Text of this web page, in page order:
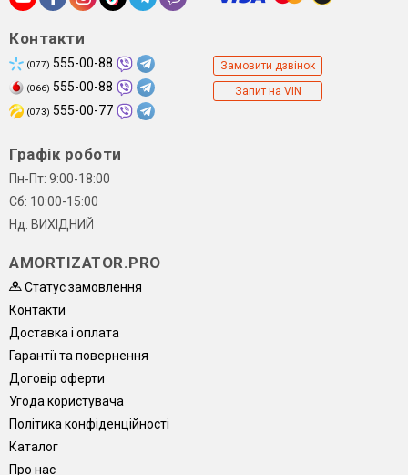
Контакти
(077) 555-00-88
(066) 555-00-88
(073) 555-00-77
Замовити дзвінок
Запит на VIN
Графік роботи
Пн-Пт: 9:00-18:00
Сб: 10:00-15:00
Нд: ВИХІДНИЙ
AMORTIZATOR.PRO
Статус замовлення
Контакти
Доставка і оплата
Гарантії та повернення
Договір оферти
Угода користувача
Політика конфіденційності
Каталог
Про нас